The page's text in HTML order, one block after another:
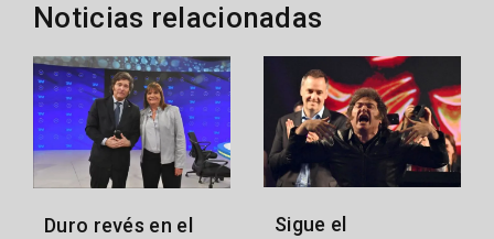
Noticias relacionadas
Duro revés en el
Sigue el